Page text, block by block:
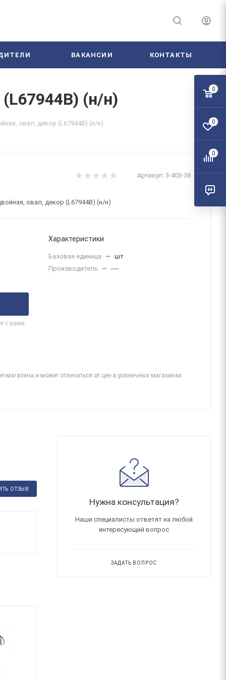
ВАКАНСИИ КОНТАКТЫ
(н/н)
овал, декор (L67944В) (н/н)
Артикул: 3-403-38
овал, декор (L67944В) (н/н)
с вами
Характеристики
Базовая единица — шт
Производитель
— ----
магазина и может отличаться от цен в розничных магазинах
ОТЗЫВ
Нужна консультация?
Наши специалисты ответят на любой
интересующий вопрос
ЗАДАТЬ ВОПРОС
0
0
0